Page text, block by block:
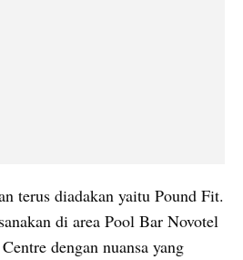
terus diadakan yaitu Pound Fit.
di area Pool Bar Novotel
dengan nuansa yang